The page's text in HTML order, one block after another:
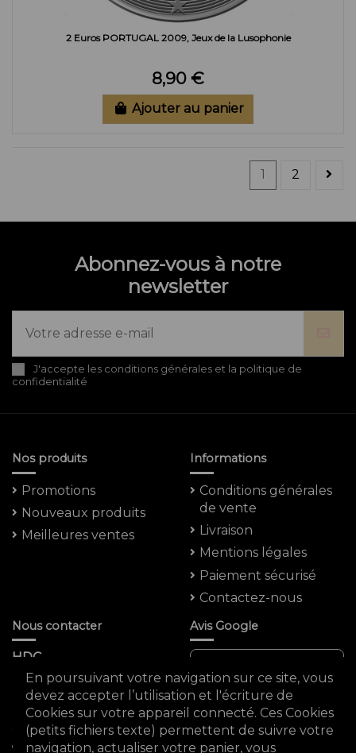
2 Euros PORTUGAL 2009, Jeux de la Lusophonie
8,90 €
Ajouter au panier
1 2
Abonnez-vous à notre
newsletter
J'accepte les conditions générales et la politique de
confidentialité
Nos produits
Promotions
Nouveaux produits
Meilleures ventes
Informations
Conditions générales
de vente
Livraison
Mentions légales
Paiement sécurisé
Contactez-nous
Nous contacter
HDC
5 Rue Saint -marc
75002 PARIS
FRANCE
0980931588
Avis Google
Note moyenne :
4.8 ★★★★★
En poursuivant votre navigation sur ce site, vous
devez accepter l’utilisation et l'écriture de
Cookies sur votre appareil connecté. Ces Cookies
(petits fichiers texte) permettent de suivre votre
navigation, actualiser votre panier, vous